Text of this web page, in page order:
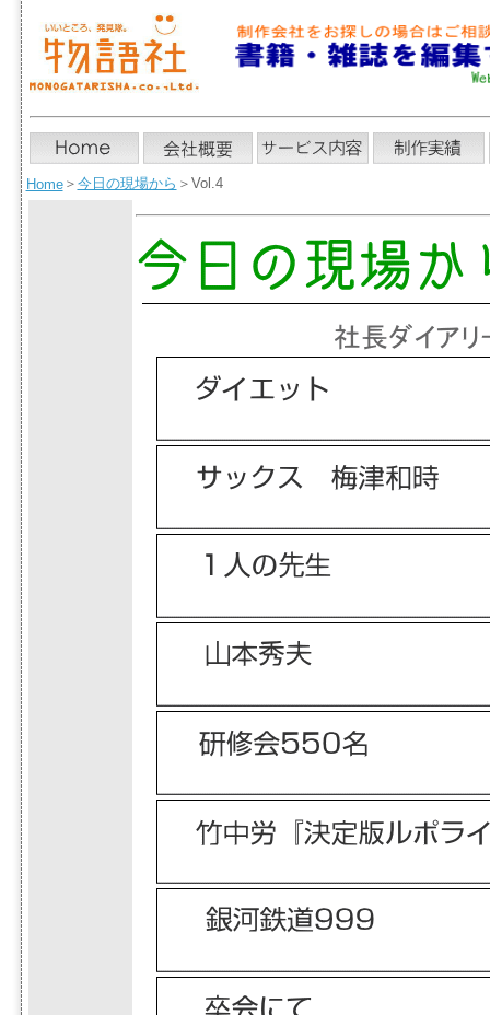
Home＞ 今日の現場から ＞Vol.4